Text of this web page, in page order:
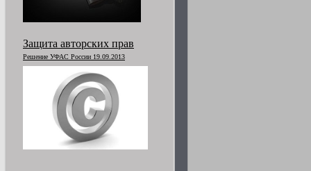
Защита авторских прав
Решение УФАС России 19.09.2013